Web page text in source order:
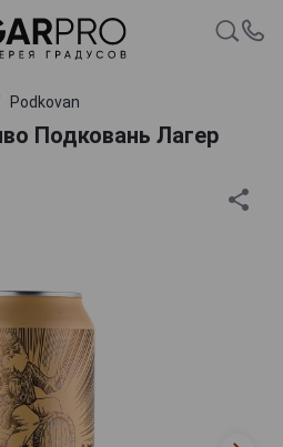
Podkovan
Подковань Лагер